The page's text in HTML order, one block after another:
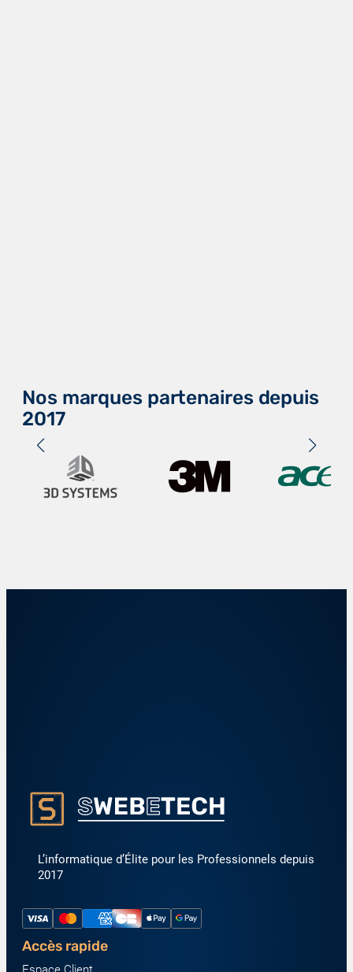
Nos marques partenaires depuis
2017
L’informatique d’Élite pour les Professionnels depuis
2017
Accès rapide